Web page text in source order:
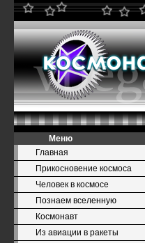
Меню
Главная
Прикосновение космоса
Человек в космосе
Познаем вселенную
Космонавт
Из авиации в ракеты